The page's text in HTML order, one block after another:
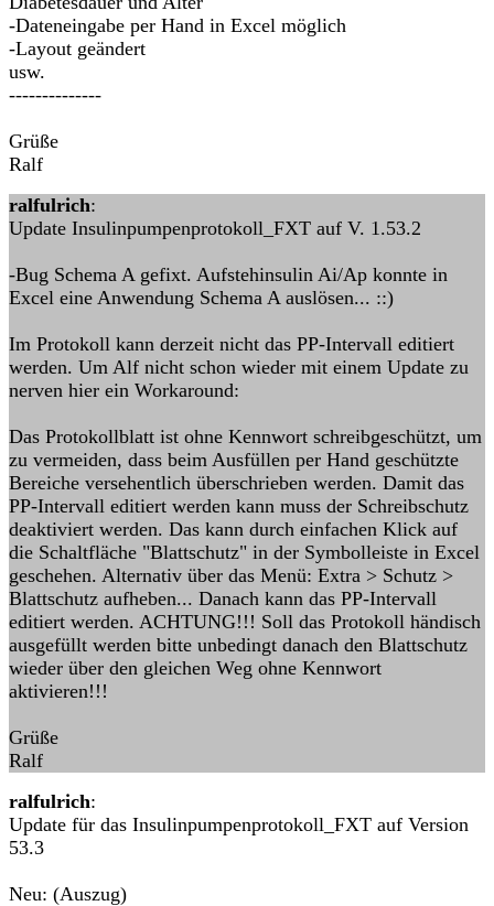
-Dateneingabe per Hand in Excel möglich
-Layout geändert
usw.
--------------
Grüße
Ralf
ralfulrich:
Update Insulinpumpenprotokoll_FXT auf V. 1.53.2
-Bug Schema A gefixt. Aufstehinsulin Ai/Ap konnte in
Excel eine Anwendung Schema A auslösen... ::)
Im Protokoll kann derzeit nicht das PP-Intervall editiert
werden. Um Alf nicht schon wieder mit einem Update zu
nerven hier ein Workaround:
Das Protokollblatt ist ohne Kennwort schreibgeschützt, um
zu vermeiden, dass beim Ausfüllen per Hand geschützte
Bereiche versehentlich überschrieben werden. Damit das
PP-Intervall editiert werden kann muss der Schreibschutz
deaktiviert werden. Das kann durch einfachen Klick auf
die Schaltfläche "Blattschutz" in der Symbolleiste in Excel
geschehen. Alternativ über das Menü: Extra > Schutz >
Blattschutz aufheben... Danach kann das PP-Intervall
editiert werden. ACHTUNG!!! Soll das Protokoll händisch
ausgefüllt werden bitte unbedingt danach den Blattschutz
wieder über den gleichen Weg ohne Kennwort
aktivieren!!!
Grüße
Ralf
ralfulrich:
Update für das Insulinpumpenprotokoll_FXT auf Version
53.3
Neu: (Auszug)